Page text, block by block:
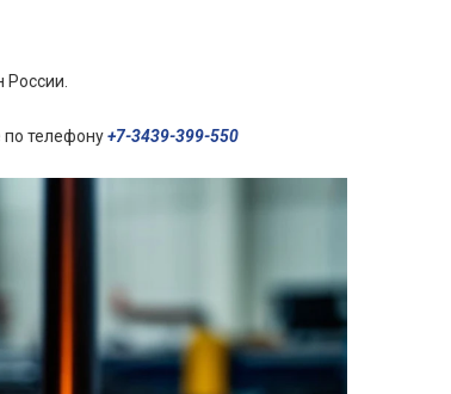
телефону+7-3439-399-550